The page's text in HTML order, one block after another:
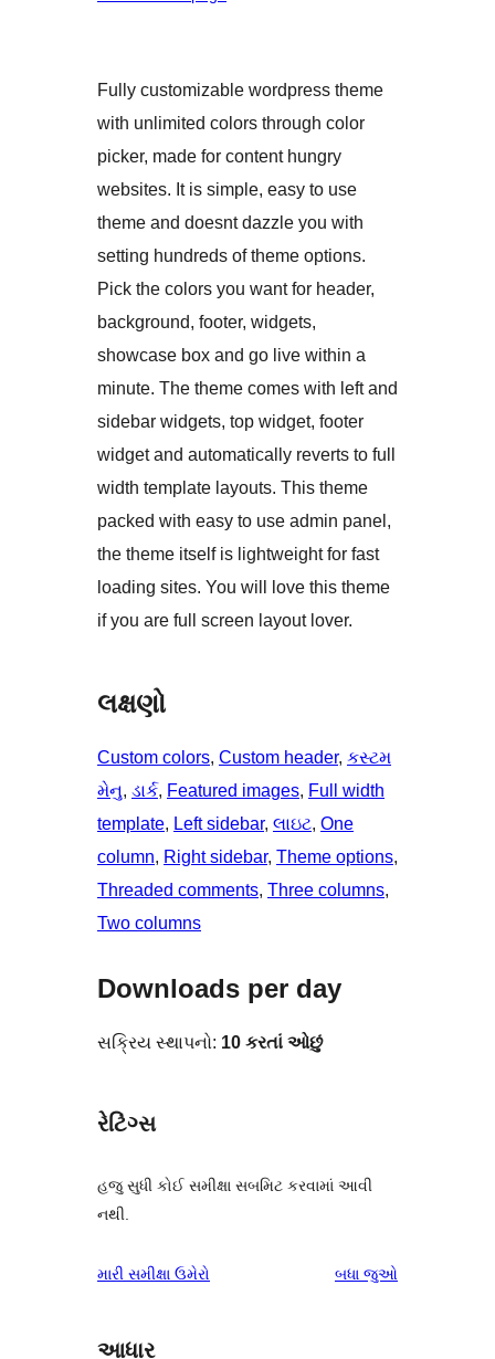
Fully customizable wordpress theme
with unlimited colors through color
picker, made for content hungry
websites. It is simple, easy to use
theme and doesnt dazzle you with
setting hundreds of theme options.
Pick the colors you want for header,
background, footer, widgets,
showcase box and go live within a
minute. The theme comes with left and
sidebar widgets, top widget, footer
widget and automatically reverts to full
width template layouts. This theme
packed with easy to use admin panel,
the theme itself is lightweight for fast
loading sites. You will love this theme
if you are full screen layout lover.
લક્ષણો
Custom colors, Custom header, કસ્ટમ
મેનુ, ડાર્ક, Featured images, Full width
template, Left sidebar, લાઇટ, One
column, Right sidebar, Theme options
Threaded comments, Three columns
Two columns
Downloads per day
સક્રિય સ્થાપનો: 10 કરતાં ઓછું
રેટિંગ્સ
હજુ સુધી કોઈ સમીક્ષા સબમિટ કરવામાં આવી
નથી.
મારી સમીક્ષા ઉમેરો બધા સમીક્ષાઓ
જુઓ
આધાર